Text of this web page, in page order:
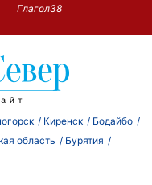
Глагол38
Киренск
Бодайбо
область
Бурятия